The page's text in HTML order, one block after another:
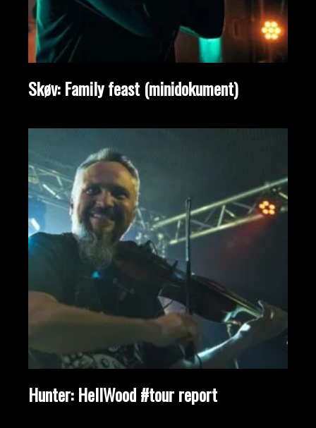
Skøv: Family feast (minidokument)
Hunter: HellWood #tour report